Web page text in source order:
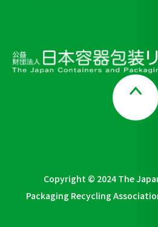
Copyright © 2024 The
Packaging Recycling